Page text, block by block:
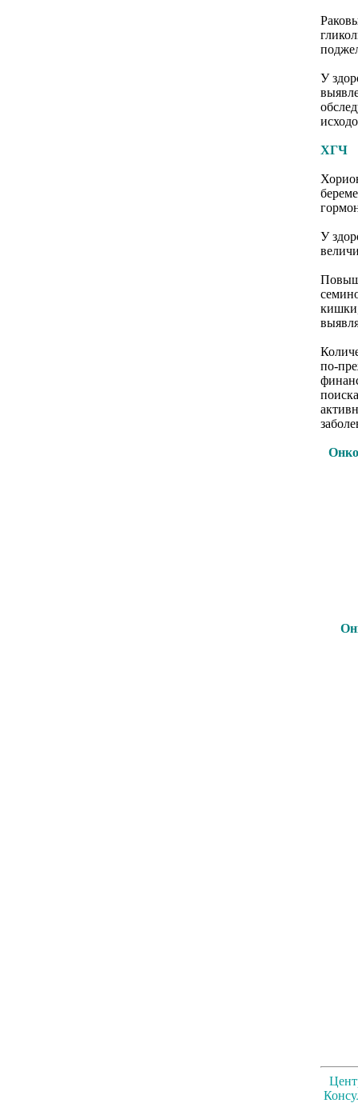
У
ХГЧ
У
по-